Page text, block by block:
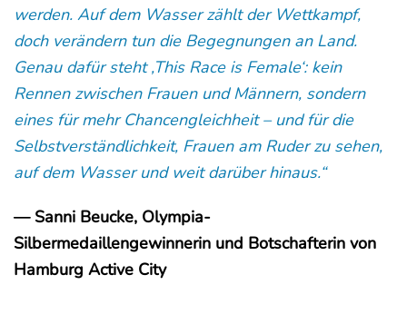
werden. Auf dem Wasser zählt der Wettkampf,
doch verändern tun die Begegnungen an Land.
Genau dafür steht ‚This Race is Female‘: kein
Rennen zwischen Frauen und Männern, sondern
eines für mehr Chancengleichheit – und für die
Selbstverständlichkeit, Frauen am Ruder zu sehen,
auf dem Wasser und weit darüber hinaus.“
— Sanni Beucke, Olympia-
Silbermedaillengewinnerin und Botschafterin von
Hamburg Active City